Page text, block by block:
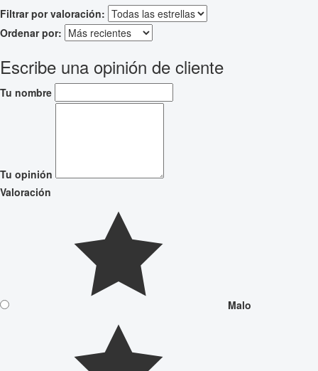
Filtrar por valoración:
Ordenar por:
Escribe una opinión de cliente
Tu nombre
Tu opinión
Valoración
Malo